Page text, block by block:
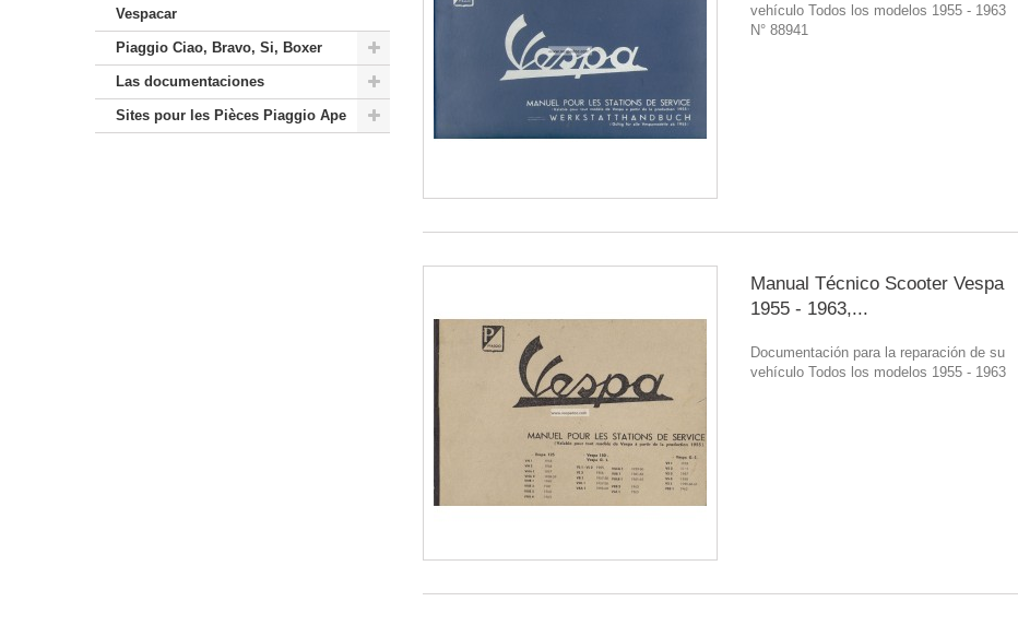
Vespacar
Piaggio Ciao, Bravo, Si, Boxer
Las documentaciones
Sites pour les Pièces Piaggio Ape
vehículo Todos los modelos 1955 - 1963
N° 88941
Manual Técnico Scooter Vespa
1955 - 1963,...
Documentación para la reparación de su
vehículo Todos los modelos 1955 - 1963